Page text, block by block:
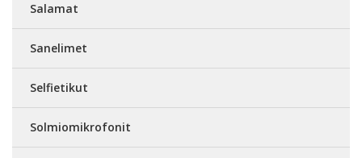
Salamat
Sanelimet
Selfietikut
Solmiomikrofonit